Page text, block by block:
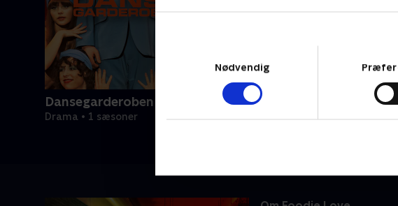
Nødvendig
Dansegarderoben
Drama • 1 sæsoner
Happy